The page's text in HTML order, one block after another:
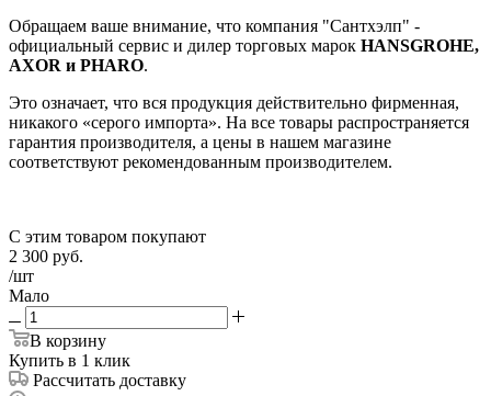
Обращаем ваше внимание, что компания "Сантхэлп" -
официальный сервис и дилер торговых марок HANSGROHE,
AXOR и PHARO.
Это означает, что вся продукция действительно фирменная,
никакого «серого импорта». На все товары распространяется
гарантия производителя, а цены в нашем магазине
соответствуют рекомендованным производителем.
С этим товаром покупают
2 300 руб.
/шт
Мало
В корзину
Купить в 1 клик
Рассчитать доставку